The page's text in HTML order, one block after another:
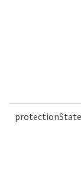
protectionState